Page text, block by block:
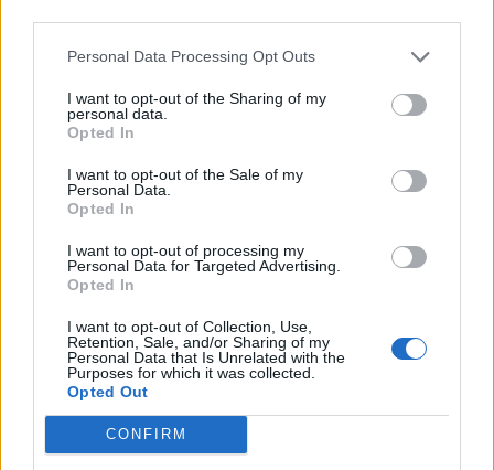
Personal Data Processing Opt Outs
I want to opt-out of the Sharing of my
personal data.
Opted In
I want to opt-out of the Sale of my
Personal Data.
Opted In
I want to opt-out of processing my
Personal Data for Targeted Advertising.
Opted In
I want to opt-out of Collection, Use,
Retention, Sale, and/or Sharing of my
Personal Data that Is Unrelated with the
Purposes for which it was collected.
Opted Out
CONFIRM
Καλαμάτας”/PDO “Elia Kalamatas” καθώς μπαίνει
πλέον σε κίνδυνο η βιωσιμότητα των εξαγωγικών
[Η αγροτική στήλη του notospress.gr
και ΣΙΑ ΕΕε.ο. Σπάρτη – Γυθείου 153]
ΑΓΡΟΤΙΚΑ